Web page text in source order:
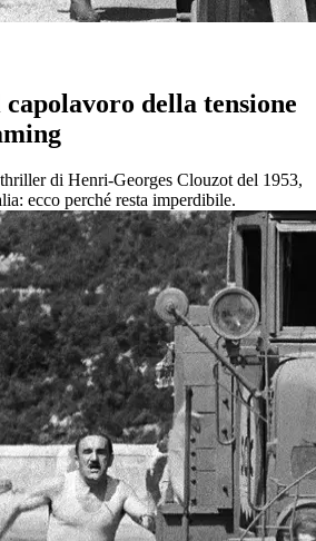
della tensione
di Henri-Georges Clouzot del 1953,
ecco perché resta imperdibile.